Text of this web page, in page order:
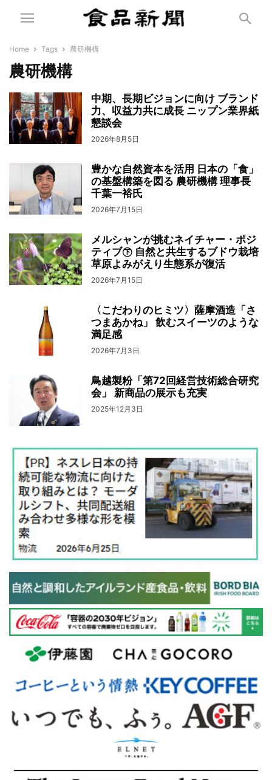
Home Tags 農研機構
農研機構
中期、長期ビジョンに向け ブランド
力、収益力共に成長 ニップン業界紙
懇談会
2026年8月5日
豊かな自然資本を活用 日本の「食」
の基盤構築を図る 農研機構 理事長
千葉一裕氏
2026年7月15日
メルシャンが挑むネイチャー・ポジ
ティブ㊦ 自然と共生するブドウ栽培
草原よみがえり生態系が復活
2026年7月15日
〈こだわりのヒミツ〉薩摩酒造「さ
つまあかね」 飲むスイーツのような
満足感
2026年7月3日
鳥越製粉「第72回経営技術総合研究
会」 新商品の展示も充実
2025年12月3日